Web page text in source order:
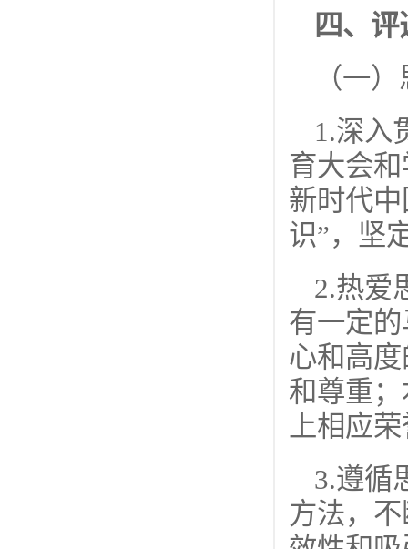
四、
（一
1.深入
育大会
新时代
识”，坚
2.热爱
有一定
心和高
和尊重
上相应
3.遵循
方法，